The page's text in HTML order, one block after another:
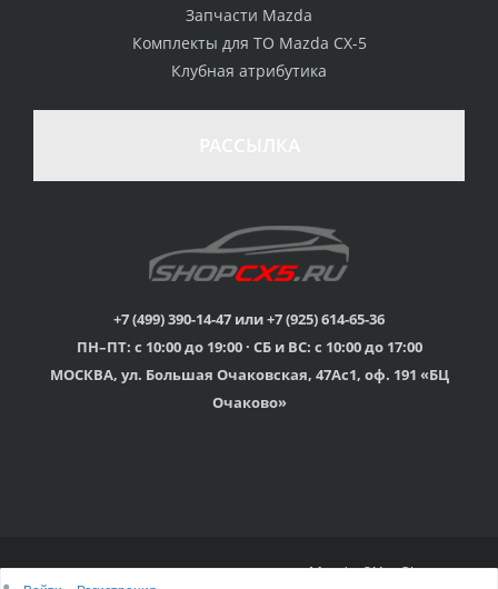
стоимости
товаром
Гарантия качества
Вы можете выбрать
наиболее удобный
для Вас
Профессиональная
консультация
мы знаем о Mazda CX-
Скидки
членам клуба и
обладателям клубных
Оперативная доставка
Запчасти Mazda
Комплекты для ТО Mazda CX-5
Клубная атрибутика
+7 (499) 390-14-47 или +7 (925) 614-65-36
ПН–ПТ: с 10:00 до 19:00 · СБ и ВС: с 10:00 до 17:00
МОСКВА, ул. Большая Очаковская, 47Ас1, оф. 191 «БЦ
Очаково»
© 2015г-2025г., Клубный магазин Mazda CX-5 Shop